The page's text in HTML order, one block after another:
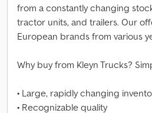
from a constantly changing
tractor units, and trailers. Our
European brands from various
Why buy from Kleyn Trucks?
• Large, rapidly changing
• Recognizable quality